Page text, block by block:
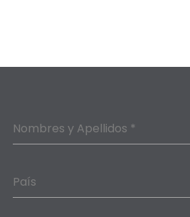
Nombres y Apellidos *
País